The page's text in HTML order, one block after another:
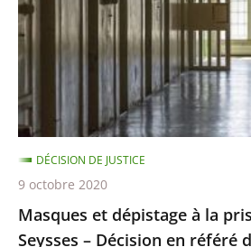
la
prison
de
Toulouse-
Seysses
–
Décision
en
référé
du
Masques et dépistage à la
Seysses – Décision en référé
DÉCISION DE JUSTICE
9 octobre 2020